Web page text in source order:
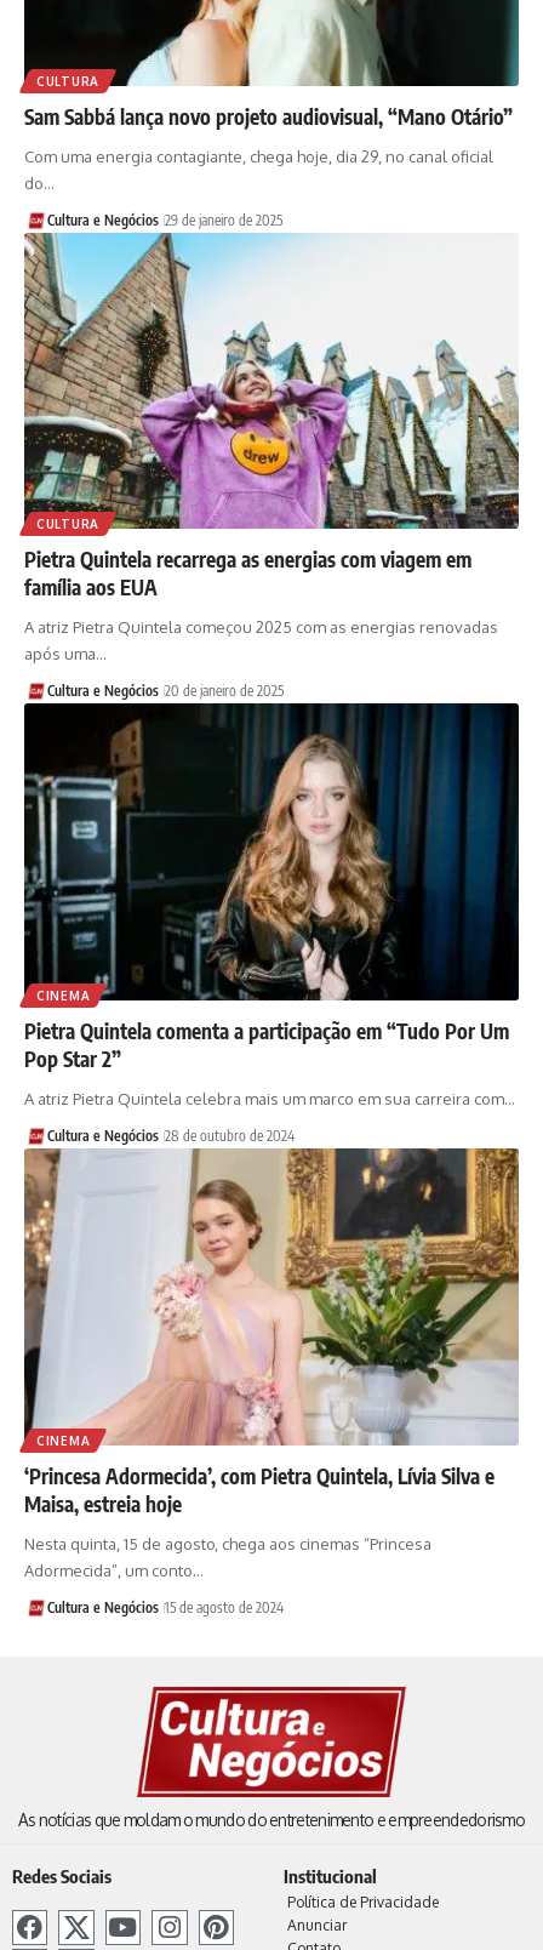
CULTURA
Sam Sabbá lança novo projeto audiovisual, “Mano Otário”
Com uma energia contagiante, chega hoje, dia 29, no canal oficial
do…
Cultura e Negócios 29 de janeiro de 2025
CULTURA
Pietra Quintela recarrega as energias com viagem em
família aos EUA
A atriz Pietra Quintela começou 2025 com as energias renovadas
após uma…
Cultura e Negócios 20 de janeiro de 2025
CINEMA
Pietra Quintela comenta a participação em “Tudo Por Um
Pop Star 2”
A atriz Pietra Quintela celebra mais um marco em sua carreira com…
Cultura e Negócios 28 de outubro de 2024
CINEMA
‘Princesa Adormecida’, com Pietra Quintela, Lívia Silva e
Maisa, estreia hoje
Nesta quinta, 15 de agosto, chega aos cinemas “Princesa
Adormecida”, um conto…
Cultura e Negócios 15 de agosto de 2024
As notícias que moldam o mundo do entretenimento e empreendedorismo
Redes Sociais Institucional
Política de Privacidade
Anunciar